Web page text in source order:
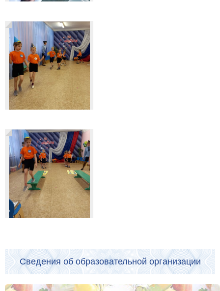
Сведения об образовательной организации